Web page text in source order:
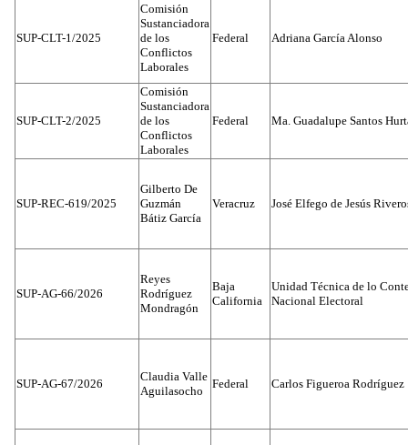
SUP-CLT-1/2025
Comisión
Sustanciadora
de los
Conflictos
Laborales
Federal Adriana García Alonso
SUP-CLT-2/2025
Comisión
Sustanciadora
de los
Conflictos
Laborales
Federal Ma. Guadalupe Santos
SUP-REC-619/2025
Gilberto De
Guzmán
Bátiz García
Veracruz José Elfego de Jesús
SUP-AG-66/2026
Reyes
Rodríguez
Mondragón
Baja
California
Unidad Técnica de lo
Nacional Electoral
SUP-AG-67/2026
Claudia Valle
Aguilasocho
Federal Carlos Figueroa Rodríguez